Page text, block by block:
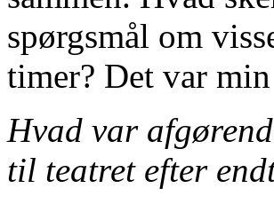
spørgsmål om
timer? Det var
Hvad var
til teatret efter